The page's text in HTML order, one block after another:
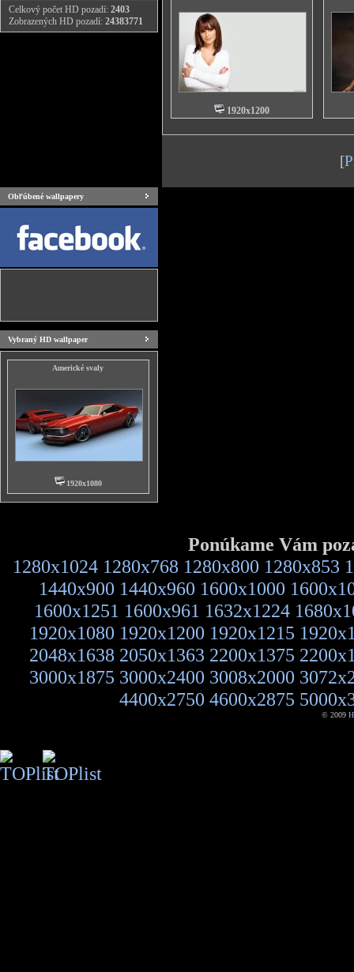
Celkový počet HD pozadí: 2403
Zobrazených HD pozadí: 24383771
1920x1200
[
Obľúbené wallpapery
Vybraný HD wallpaper
Americké svaly
1920x1080
Ponúkame Vám
1280x1024 1280x768 1280x800 1280x853
1440x900 1440x960 1600x1000
1600x1251 1600x961 1632x1224
1920x1080 1920x1200 1920x1215
2048x1638 2050x1363 2200x1375
3000x1875 3000x2400 3008x2000
4400x2750 4600x2875
© 2009